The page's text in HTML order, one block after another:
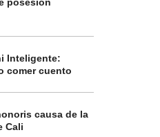
Inteligente:
comer cuento
causa de la
Cali